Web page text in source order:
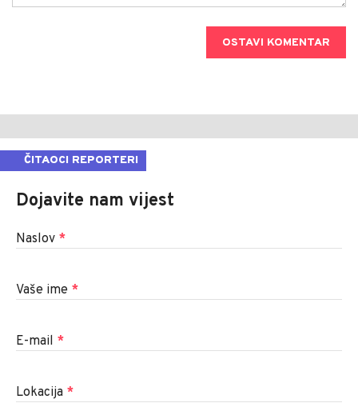
OSTAVI KOMENTAR
ČITAOCI REPORTERI
Dojavite nam vijest
Naslov *
Vaše ime *
E-mail *
Lokacija *